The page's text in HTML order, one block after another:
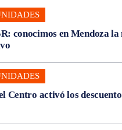
conocimos en Mendoza
Centro activó los